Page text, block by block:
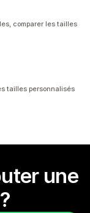
comparer les tailles
tailles personnalisés
une